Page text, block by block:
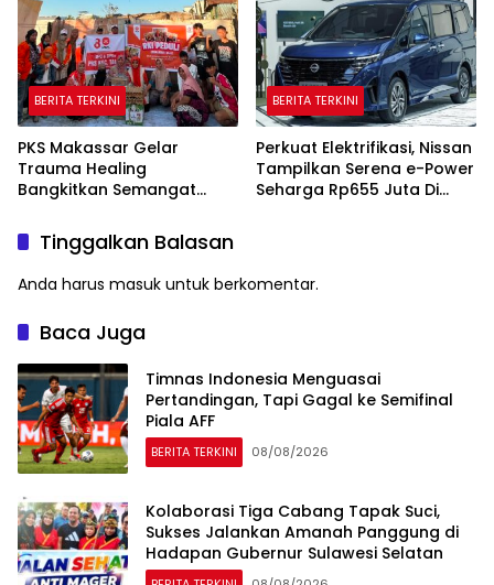
BERITA TERKINI
PKS Makassar Gelar
Trauma Healing
Bangkitkan Semangat
BERITA TERKINI
Perkuat Elektrifikasi, Nissan
Tampilkan Serena e-Power
Seharga Rp655 Juta Di
Tinggalkan Balasan
Anda harus masuk untuk berkomentar.
Baca Juga
Timnas Indonesia Menguasai
Pertandingan, Tapi Gagal ke Semifinal
Piala AFF
BERITA TERKINI 08/08/2026
Kolaborasi Tiga Cabang Tapak Suci,
Sukses Jalankan Amanah Panggung di
Hadapan Gubernur Sulawesi Selatan